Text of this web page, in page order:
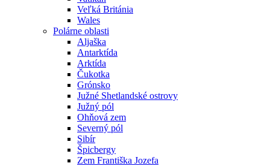
Veľká Británia
Wales
Polárne oblasti
Aljaška
Antarktída
Arktída
Čukotka
Grónsko
Južné Shetlandské ostrovy
Južný pól
Ohňová zem
Severný pól
Sibír
Špicbergy
Zem Františka Jozefa